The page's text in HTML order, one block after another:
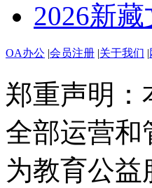
2026新
OA办公 |会员注册 |关于我们 |
郑重声明：
全部运营和
为教育公